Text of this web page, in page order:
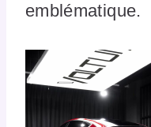
emblématique.